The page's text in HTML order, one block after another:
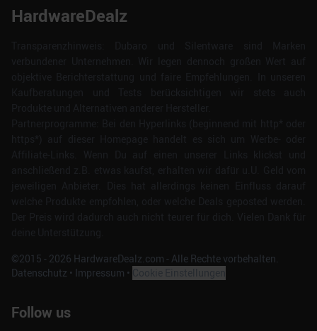
HardwareDealz
©2015 - 2026 HardwareDealz.com - Alle Rechte vorbehalten.
Datenschutz • Impressum •
Follow us